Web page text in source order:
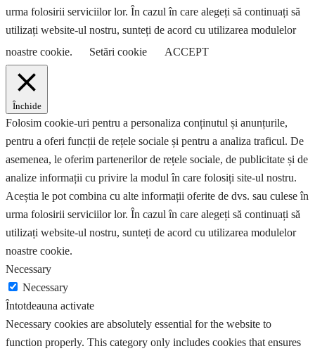
urma folosirii serviciilor lor. În cazul în care alegeți să continuați să
utilizați website-ul nostru, sunteți de acord cu utilizarea modulelor
noastre cookie.
Setări cookie ACCEPT
Închide
Folosim cookie-uri pentru a personaliza conținutul și anunțurile,
pentru a oferi funcții de rețele sociale și pentru a analiza traficul. De
asemenea, le oferim partenerilor de rețele sociale, de publicitate și de
analize informații cu privire la modul în care folosiți site-ul nostru.
Aceștia le pot combina cu alte informații oferite de dvs. sau culese în
urma folosirii serviciilor lor. În cazul în care alegeți să continuați să
utilizați website-ul nostru, sunteți de acord cu utilizarea modulelor
noastre cookie.
Necessary
Necessary
Întotdeauna activate
Necessary cookies are absolutely essential for the website to
function properly. This category only includes cookies that ensures